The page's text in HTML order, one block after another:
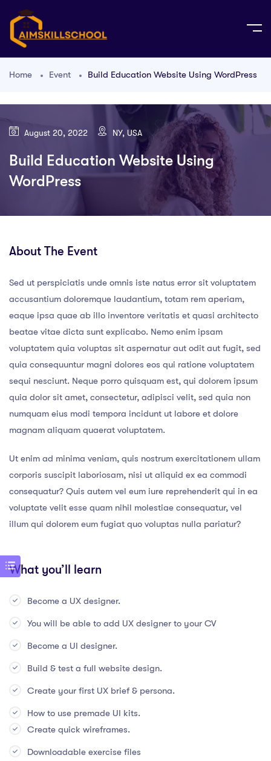
Home Event Build Education Website Using WordPress
August 20, 2022 NY, USA
Build Education Website Using
WordPress
About The Event
Sed ut perspiciatis unde omnis iste natus error sit voluptatem
accusantium doloremque laudantium, totam rem aperiam,
eaque ipsa quae ab illo inventore veritatis et quasi architecto
beatae vitae dicta sunt explicabo. Nemo enim ipsam
voluptatem quia voluptas sit aspernatur aut odit aut fugit, sed
quia consequuntur magni dolores eos qui ratione voluptatem
sequi nesciunt. Neque porro quisquam est, qui dolorem ipsum
quia dolor sit amet, consectetur, adipisci velit, sed quia non
numquam eius modi tempora incidunt ut labore et dolore
magnam aliquam quaerat voluptatem.
Ut enim ad minima veniam, quis nostrum exercitationem ullam
corporis suscipit laboriosam, nisi ut aliquid ex ea commodi
consequatur? Quis autem vel eum iure reprehenderit qui in ea
voluptate velit esse quam nihil molestiae consequatur, vel
illum qui dolorem eum fugiat quo voluptas nulla pariatur?
What you’ll learn
Become a UX designer.
You will be able to add UX designer to your CV
Become a UI designer.
Build & test a full website design.
Create your first UX brief & persona.
How to use premade UI kits.
Create quick wireframes.
Downloadable exercise files